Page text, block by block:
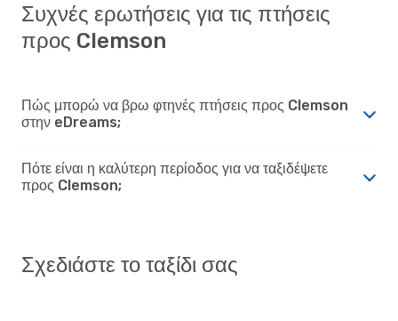
Συχνές ερωτήσεις για τις πτήσεις
προς Clemson
Πώς μπορώ να βρω φτηνές πτήσεις προς Clemson
στην eDreams;
Πότε είναι η καλύτερη περίοδος για να ταξιδέψετε
προς Clemson;
Σχεδιάστε το ταξίδι σας